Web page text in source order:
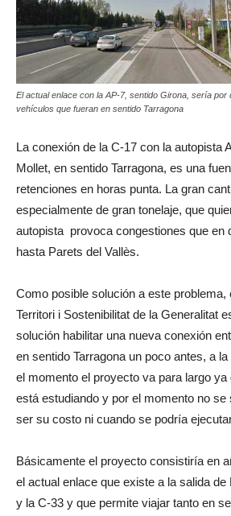
El actual enlace con la AP-7, sentido Girona, sería por
vehículos que fueran en sentido Tarragona
La conexión de la C-17 con la autopista
Mollet, en sentido Tarragona, es una
retenciones en horas punta. La gran
especialmente de gran tonelaje, que
autopista provoca congestiones que en
hasta Parets del Vallès.
Como posible solución a este problema,
Territori i Sostenibilitat de la Generalitat
solución habilitar una nueva conexión
en sentido Tarragona un poco antes, a
el momento el proyecto va para largo
está estudiando y por el momento no se
ser su costo ni cuando se podría
Básicamente el proyecto consistiría en
el actual enlace que existe a la salida
y la C-33 y que permite viajar tanto en